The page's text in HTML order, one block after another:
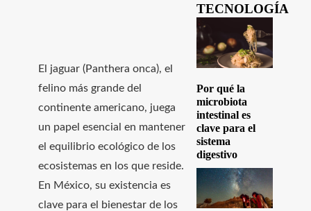
El jaguar (Panthera onca), el
felino más grande del
continente americano, juega
un papel esencial en mantener
el equilibrio ecológico de los
ecosistemas en los que reside.
En México, su existencia es
clave para el bienestar de los
TECNOLOGÍA
Por qué la
microbiota
intestinal es
clave para el
sistema
digestivo